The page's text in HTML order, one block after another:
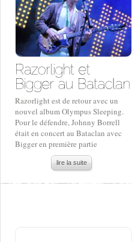
Razorlight est de retour avec un
nouvel album Olympus Sleeping.
Pour le défendre, Johnny Borrell
était en concert au Bataclan avec
Bigger en première partie
lire la suite